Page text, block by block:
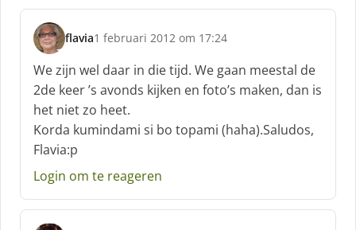
e
f
:
flavia
s
c
h
r
e
e
f
1 februari 2012 om 17:24
We zijn wel daar in die tijd. We gaan meestal de
2de keer ’s avonds kijken en foto’s maken, dan is
het niet zo heet.
Korda kumindami si bo topami (haha).Saludos,
Flavia:p
Login om te reageren